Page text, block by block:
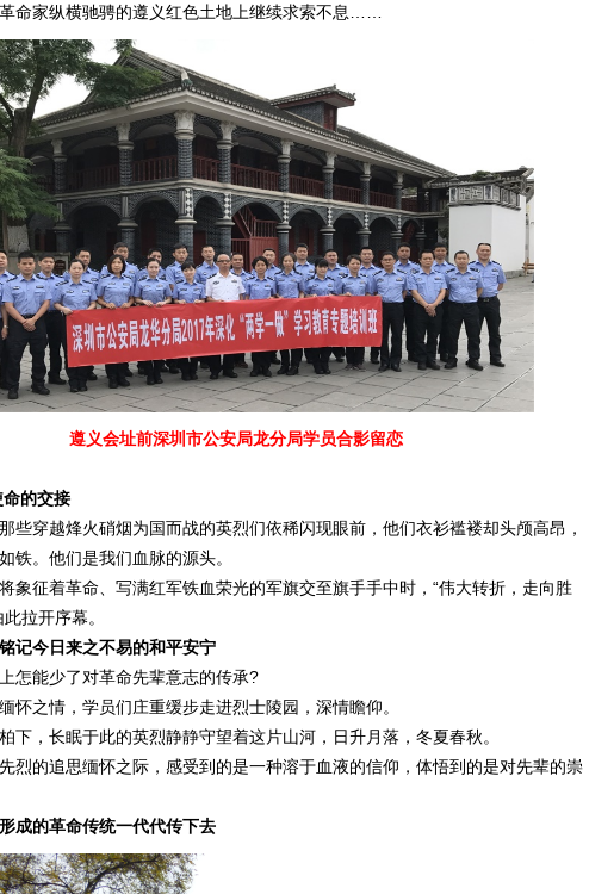
命家纵横驰骋的遵义红色土地上继续求索不息……
遵义会址前深圳市公安局龙分局学员合影留恋
的交接
穿越烽火硝烟为国而战的英烈们依稀闪现眼前，他们衣衫褴褛却头颅高昂，
铁。他们是我们血脉的源头。
征着革命、写满红军铁血荣光的军旗交至旗手手中时，“伟大转折，走向胜
拉开序幕。
记今日来之不易的和平安宁
能少了对革命先辈意志的传承?
之情，学员们庄重缓步走进烈士陵园，深情瞻仰。
，长眠于此的英烈静静守望着这片山河，日升月落，冬夏春秋。
的追思缅怀之际，感受到的是一种溶于血液的信仰，体悟到的是对先辈的崇
成的革命传统一代代传下去